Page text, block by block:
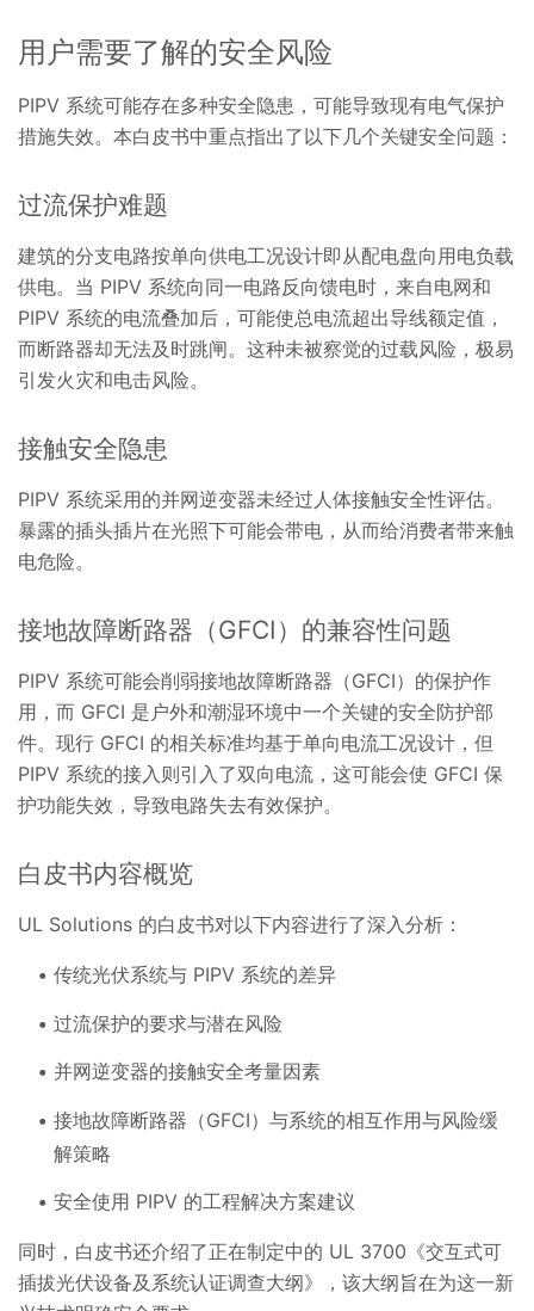
用户需要了解的安全风险
PIPV 系统可能存在多种安全隐患，可能导致现有电气保护
措施失效。本白皮书中重点指出了以下几个关键安全问题：
过流保护难题
建筑的分支电路按单向供电工况设计即从配电盘向用电负载
供电。当 PIPV 系统向同一电路反向馈电时，来自电网和
PIPV 系统的电流叠加后，可能使总电流超出导线额定值，
而断路器却无法及时跳闸。这种未被察觉的过载风险，极易
引发火灾和电击风险。
接触安全隐患
PIPV 系统采用的并网逆变器未经过人体接触安全性评估。
暴露的插头插片在光照下可能会带电，从而给消费者带来触
电危险。
接地故障断路器（GFCI）的兼容性问题
PIPV 系统可能会削弱接地故障断路器（GFCI）的保护作
用，而 GFCI 是户外和潮湿环境中一个关键的安全防护部
件。现行 GFCI 的相关标准均基于单向电流工况设计，但
PIPV 系统的接入则引入了双向电流，这可能会使 GFCI 保
护功能失效，导致电路失去有效保护。
白皮书内容概览
UL Solutions 的白皮书对以下内容进行了深入分析：
传统光伏系统与 PIPV 系统的差异
过流保护的要求与潜在风险
并网逆变器的接触安全考量因素
接地故障断路器（GFCI）与系统的相互作用与风险缓
解策略
安全使用 PIPV 的工程解决方案建议
同时，白皮书还介绍了正在制定中的 UL 3700《交互式可
插拔光伏设备及系统认证调查大纲》，该大纲旨在为这一新